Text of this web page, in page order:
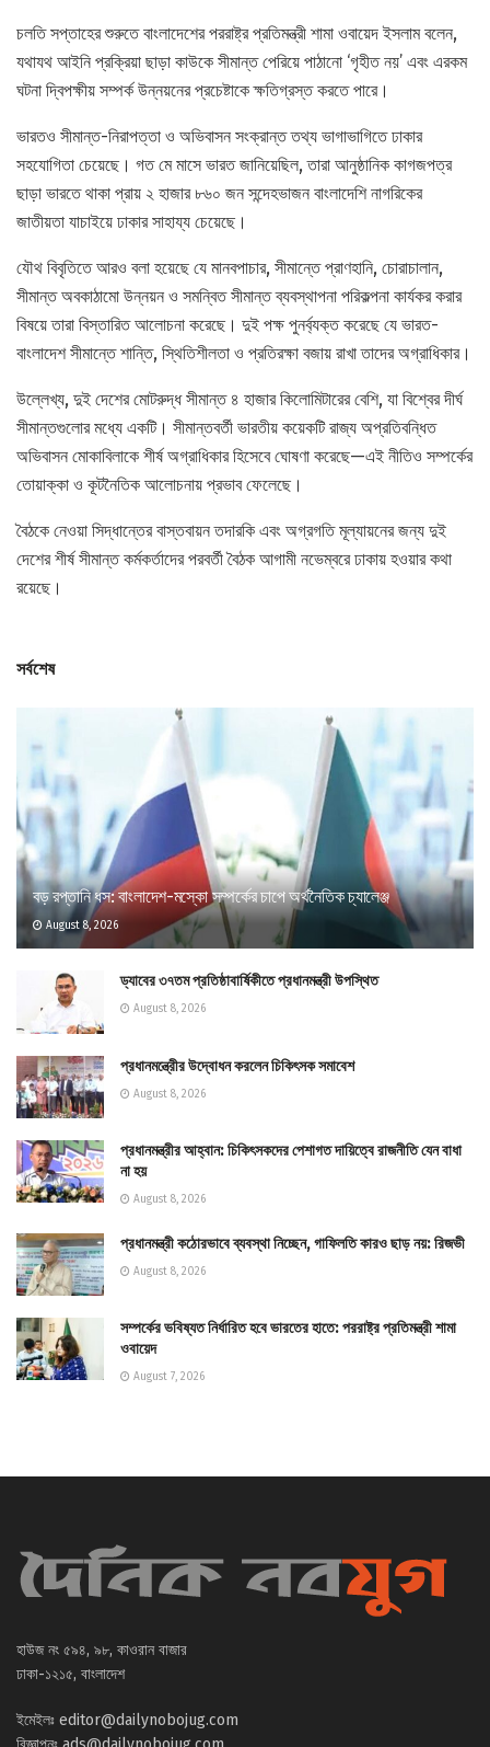
চলতি সপ্তাহের শুরুতে বাংলাদেশের পররাষ্ট্র প্রতিমন্ত্রী শামা ওবায়েদ ইসলাম বলেন,
যথাযথ আইনি প্রক্রিয়া ছাড়া কাউকে সীমান্ত পেরিয়ে পাঠানো ‘গৃহীত নয়’ এবং এরকম
ঘটনা দ্বিপক্ষীয় সম্পর্ক উন্নয়নের প্রচেষ্টাকে ক্ষতিগ্রস্ত করতে পারে।
ভারতও সীমান্ত-নিরাপত্তা ও অভিবাসন সংক্রান্ত তথ্য ভাগাভাগিতে ঢাকার
সহযোগিতা চেয়েছে। গত মে মাসে ভারত জানিয়েছিল, তারা আনুষ্ঠানিক কাগজপত্র
ছাড়া ভারতে থাকা প্রায় ২ হাজার ৮৬০ জন সন্দেহভাজন বাংলাদেশি নাগরিকের
জাতীয়তা যাচাইয়ে ঢাকার সাহায্য চেয়েছে।
যৌথ বিবৃতিতে আরও বলা হয়েছে যে মানবপাচার, সীমান্তে প্রাণহানি, চোরাচালান,
সীমান্ত অবকাঠামো উন্নয়ন ও সমন্বিত সীমান্ত ব্যবস্থাপনা পরিকল্পনা কার্যকর করার
বিষয়ে তারা বিস্তারিত আলোচনা করেছে। দুই পক্ষ পুনর্ব্যক্ত করেছে যে ভারত-
বাংলাদেশ সীমান্তে শান্তি, স্থিতিশীলতা ও প্রতিরক্ষা বজায় রাখা তাদের অগ্রাধিকার।
উল্লেখ্য, দুই দেশের মোটরুদ্ধ সীমান্ত ৪ হাজার কিলোমিটারের বেশি, যা বিশ্বের দীর্ঘ
সীমান্তগুলোর মধ্যে একটি। সীমান্তবর্তী ভারতীয় কয়েকটি রাজ্য অপ্রতিবন্ধিত
অভিবাসন মোকাবিলাকে শীর্ষ অগ্রাধিকার হিসেবে ঘোষণা করেছে—এই নীতিও সম্পর্কের
তোয়াক্কা ও কূটনৈতিক আলোচনায় প্রভাব ফেলেছে।
বৈঠকে নেওয়া সিদ্ধান্তের বাস্তবায়ন তদারকি এবং অগ্রগতি মূল্যায়নের জন্য দুই
দেশের শীর্ষ সীমান্ত কর্মকর্তাদের পরবর্তী বৈঠক আগামী নভেম্বরে ঢাকায় হওয়ার কথা
রয়েছে।
সর্বশেষ
বড় রপ্তানি ধস: বাংলাদেশ-মস্কো সম্পর্কের চাপে অর্থনৈতিক চ্যালেঞ্জ
August 8, 2026
ড্যাবের ৩৭তম প্রতিষ্ঠাবার্ষিকীতে প্রধানমন্ত্রী উপস্থিত
August 8, 2026
প্রধানমন্ত্রীের উদ্বোধন করলেন চিকিৎসক সমাবেশ
August 8, 2026
প্রধানমন্ত্রীর আহ্বান: চিকিৎসকদের পেশাগত দায়িত্বে রাজনীতি যেন বাধা
না হয়
August 8, 2026
প্রধানমন্ত্রী কঠোরভাবে ব্যবস্থা নিচ্ছেন, গাফিলতি কারও ছাড় নয়: রিজভী
August 8, 2026
সম্পর্কের ভবিষ্যত নির্ধারিত হবে ভারতের হাতে: পররাষ্ট্র প্রতিমন্ত্রী শামা
ওবায়েদ
August 7, 2026
হাউজ নং ৫৯৪, ৯৮, কাওরান বাজার
ঢাকা-১২১৫, বাংলাদেশ
ইমেইলঃ editor@dailynobojug.com